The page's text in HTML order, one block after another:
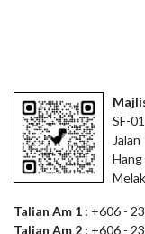
SF-
Jalan
Hang
Talian Am 1 : +606 -
Talian Am 2 : +606 -